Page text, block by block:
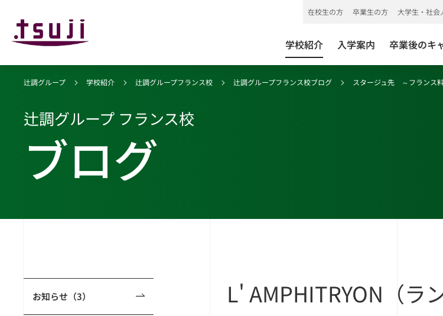
学校紹介 入学案内 卒業後のキ
在校生の方 卒業生の方 大学生・社会
辻調グループ 学校紹介 辻調グループフランス校 辻調グループフランス校ブログ スタージュ先 ～フランス
辻調グループ フランス校
ブログ
お知らせ（3） L' AMPHITRYON（ラ